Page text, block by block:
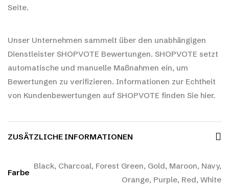
Seite.
Unser Unternehmen sammelt über den unabhängigen
Dienstleister SHOPVOTE Bewertungen. SHOPVOTE setzt
automatische und manuelle Maßnahmen ein, um
Bewertungen zu verifizieren. Informationen zur Echtheit
von Kundenbewertungen auf SHOPVOTE finden Sie hier.
ZUSÄTZLICHE INFORMATIONEN
Farbe
Black, Charcoal, Forest Green, Gold, Maroon, Navy,
Orange, Purple, Red, White